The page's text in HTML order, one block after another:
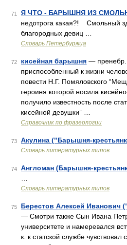
71 Я ЧТО - БАРЫШНЯ ИЗ
недотрога какая?! Смольный
благородных девиц …
Словарь Петербуржца
72 кисейная барышня — пренебр.
приспособленный к жизни
повести Н.Г. Помяловского
героиня которой носила
получило известность после
кисейной девушки” …
Справочник по фразеологии
73 Акулина ("Барышня-
Словарь литературных типов
74 Англоман (Барышня-
Словарь литературных типов
75
Берестов Алексей Иванович
— Смотри также Сын Ивана
университете и намеревался
к. к статской службе